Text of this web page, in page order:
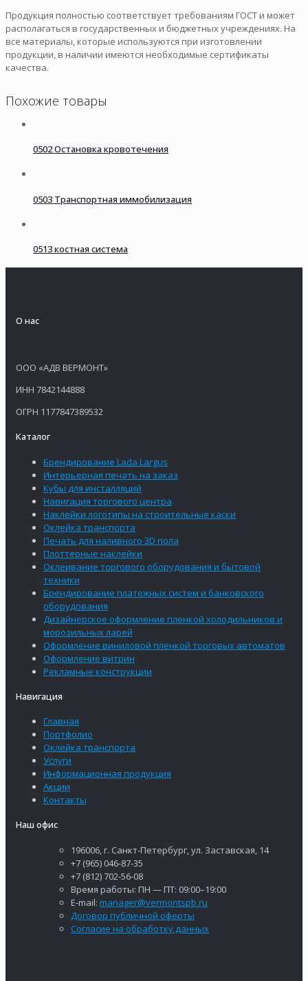
Продукция полностью соответствует требованиям ГОСТ и может
располагаться в государственных и бюджетных учреждениях. На
все материалы, которые используются при изготовлении
продукции, в наличии имеются необходимые сертификаты
качества.
Похожие товары
0502 Остановка кровотечения
0503 Транспортная иммобилизация
0513 костная система
О нас
ООО «АДВ ВЕРМОНТ»
ИНН 7842144888
ОГРН 1177847389532
Каталог
Брендирование Lada Largus
Интерьерная печать на заказ
Кубы для инсталляций
Навигация торгового центра
Наклейки логотипы на строительные каски
Оклейка транспорта
Печать для наливного 3D пола
Плоттерные наклейки
Оклеивание торгового оборудования и бытовой
техники
Брендирование платежных систем и банковского
оборудования
Дизайнерское оформление пленкой холодильников и
морозильных ларей
Оформление виниловой пленкой торговых автоматов
Оформление витрин
Рекламные конструкции
Навигация
Главная
Портфолио
Оклейка транспорта
Услуги
Информационная продукция
Акции
Контакты
Наш офис
196006, г. Санкт-Петербург, ул. Заставская, 14
+7 (965) 046-87-35
+7 (812) 702-56-08
Время работы: ПН — ПТ: 09:00–19:00
E-mail: manager@vermontspb.ru
Договор публичной оферты
Согласие на обработку данных